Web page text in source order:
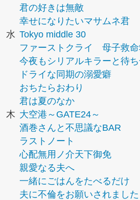
君の好きは無敵
幸せになりたいマサムネ君
水 Tokyo middle 30
ファーストクライ 母子救
今夜もシリアルキラーと待
ドライな同期の溺愛癖
おちたらおわり
君は夏のなか
木 大空港～GATE24～
酒巻さんと不思議なBAR
ラストノート
心配無用ノ介天下御免
親愛なる夫へ
一緒にごはんをたべるだけ
夫に不倫をお願いされました